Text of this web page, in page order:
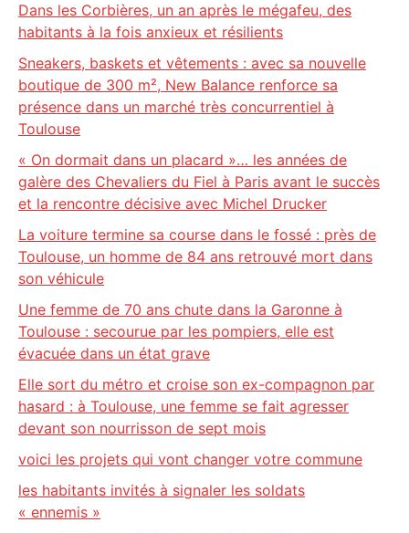
Dans les Corbières, un an après le mégafeu, des
habitants à la fois anxieux et résilients
Sneakers, baskets et vêtements : avec sa nouvelle
boutique de 300 m², New Balance renforce sa
présence dans un marché très concurrentiel à
Toulouse
« On dormait dans un placard »… les années de
galère des Chevaliers du Fiel à Paris avant le succès
et la rencontre décisive avec Michel Drucker
La voiture termine sa course dans le fossé : près de
Toulouse, un homme de 84 ans retrouvé mort dans
son véhicule
Une femme de 70 ans chute dans la Garonne à
Toulouse : secourue par les pompiers, elle est
évacuée dans un état grave
Elle sort du métro et croise son ex-compagnon par
hasard : à Toulouse, une femme se fait agresser
devant son nourrisson de sept mois
voici les projets qui vont changer votre commune
les habitants invités à signaler les soldats
« ennemis »